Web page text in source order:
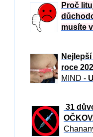
Proč
musíte
roce
MIND -
31